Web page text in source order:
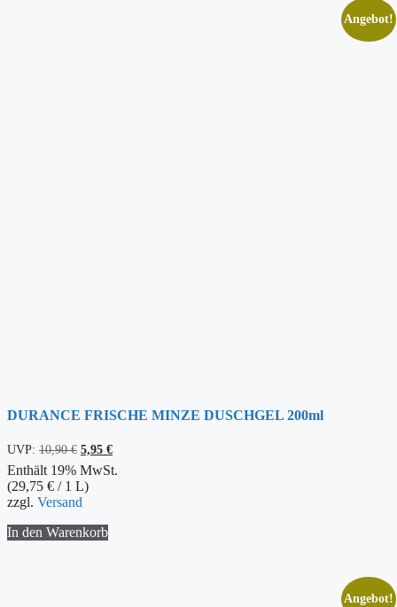
Angebot!
DURANCE FRISCHE MINZE DUSCHGEL 200ml
UVP: 10,90€ Ursprünglicher
Preis
war:
10,90 €
5,95 €Aktueller
ist:
Enthält 19% MwSt.
(29,75 € / 1 L)
zzgl. Versand
In den Warenkorb
Angebot!